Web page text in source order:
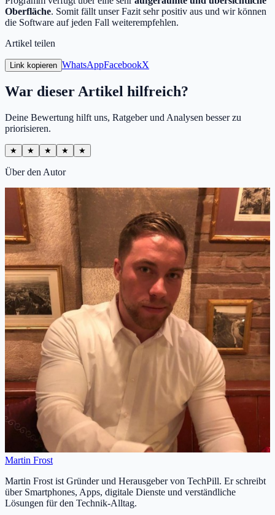
Oberfläche. Somit fällt unser Fazit sehr positiv aus und wir können
die Software auf jeden Fall weiterempfehlen.
Artikel teilen
Link kopieren WhatsAppFacebookX
War dieser Artikel hilfreich?
Deine Bewertung hilft uns, Ratgeber und Analysen besser zu
priorisieren.
★ ★ ★ ★ ★
Über den Autor
Martin Frost
Martin Frost ist Gründer und Herausgeber von TechPill. Er schreibt
über Smartphones, Apps, digitale Dienste und verständliche
Lösungen für den Technik-Alltag.